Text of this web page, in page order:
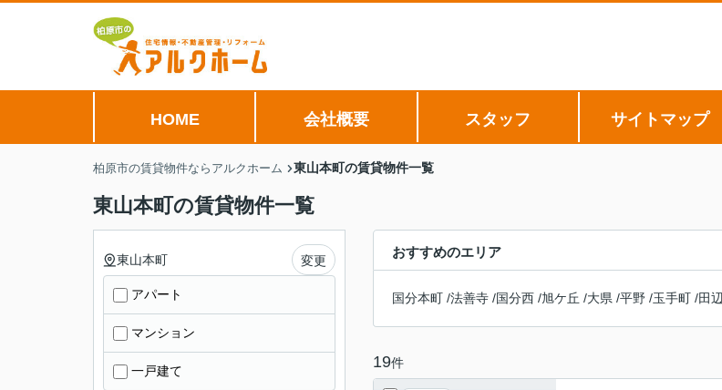
HOME 会社概要 スタッフ サイトマップ
柏原市の賃貸物件ならアルクホーム 東山本町の賃貸物件一覧
東山本町の賃貸物件一覧
おすすめのエリア
国分本町 /法善寺 /国分西 /旭ケ丘 /大県 /平野 /玉手町 /田辺
19件
東山本町 変更
アパート
マンション
一戸建て